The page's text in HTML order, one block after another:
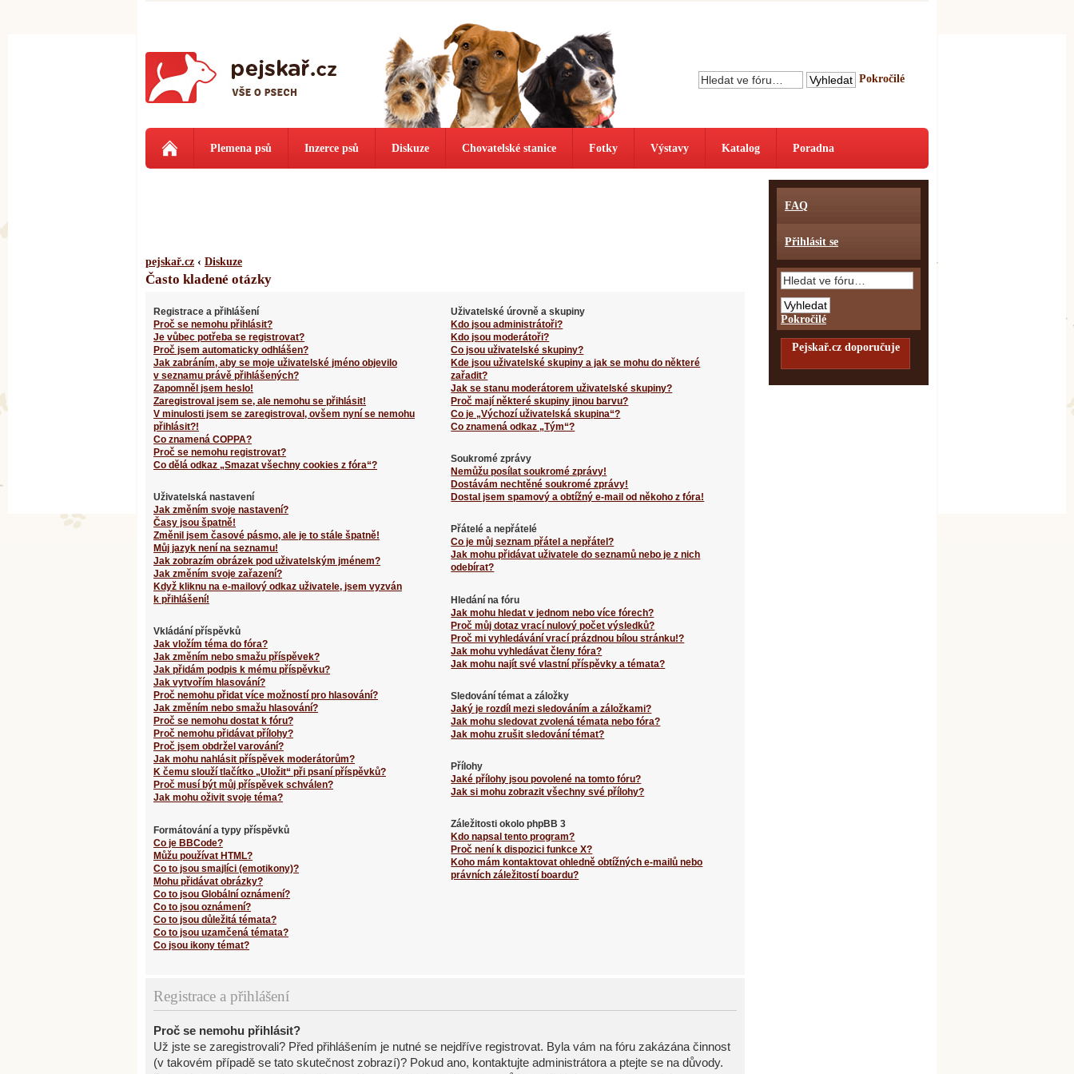
Pokročilé
Plemena psů Inzerce psů Diskuze Chovatelské stanice Fotky Výstavy Katalog Poradna
pejskař.cz ‹ Diskuze
Často kladené otázky
Registrace a přihlášení
Proč se nemohu přihlásit?
Je vůbec potřeba se registrovat?
Proč jsem automaticky odhlášen?
Jak zabráním, aby se moje uživatelské jméno objevilo
v seznamu právě přihlášených?
Zapomněl jsem heslo!
Zaregistroval jsem se, ale nemohu se přihlásit!
V minulosti jsem se zaregistroval, ovšem nyní se nemohu
přihlásit?!
Co znamená COPPA?
Proč se nemohu registrovat?
Co dělá odkaz „Smazat všechny cookies z fóra“?
Uživatelská nastavení
Jak změním svoje nastavení?
Časy jsou špatně!
Změnil jsem časové pásmo, ale je to stále špatně!
Můj jazyk není na seznamu!
Jak zobrazím obrázek pod uživatelským jménem?
Jak změním svoje zařazení?
Když kliknu na e-mailový odkaz uživatele, jsem vyzván
k přihlášení!
Vkládání příspěvků
Jak vložím téma do fóra?
Jak změním nebo smažu příspěvek?
Jak přidám podpis k mému příspěvku?
Jak vytvořím hlasování?
Proč nemohu přidat více možností pro hlasování?
Jak změním nebo smažu hlasování?
Proč se nemohu dostat k fóru?
Proč nemohu přidávat přílohy?
Proč jsem obdržel varování?
Jak mohu nahlásit příspěvek moderátorům?
K čemu slouží tlačítko „Uložit“ při psaní příspěvků?
Proč musí být můj příspěvek schválen?
Jak mohu oživit svoje téma?
Formátování a typy příspěvků
Co je BBCode?
Můžu používat HTML?
Co to jsou smajlíci (emotikony)?
Mohu přidávat obrázky?
Co to jsou Globální oznámení?
Co to jsou oznámení?
Co to jsou důležitá témata?
Co to jsou uzamčená témata?
Co jsou ikony témat?
Uživatelské úrovně a skupiny
Kdo jsou administrátoři?
Kdo jsou moderátoři?
Co jsou uživatelské skupiny?
Kde jsou uživatelské skupiny a jak se mohu do některé
zařadit?
Jak se stanu moderátorem uživatelské skupiny?
Proč mají některé skupiny jinou barvu?
Co je „Výchozí uživatelská skupina“?
Co znamená odkaz „Tým“?
Soukromé zprávy
Nemůžu posílat soukromé zprávy!
Dostávám nechtěné soukromé zprávy!
Dostal jsem spamový a obtížný e-mail od někoho z fóra!
Přátelé a nepřátelé
Co je můj seznam přátel a nepřátel?
Jak mohu přidávat uživatele do seznamů nebo je z nich
odebírat?
Hledání na fóru
Jak mohu hledat v jednom nebo více fórech?
Proč můj dotaz vrací nulový počet výsledků?
Proč mi vyhledávání vrací prázdnou bílou stránku!?
Jak mohu vyhledávat členy fóra?
Jak mohu najít své vlastní příspěvky a témata?
Sledování témat a záložky
Jaký je rozdíl mezi sledováním a záložkami?
Jak mohu sledovat zvolená témata nebo fóra?
Jak mohu zrušit sledování témat?
Přílohy
Jaké přílohy jsou povolené na tomto fóru?
Jak si mohu zobrazit všechny své přílohy?
Záležitosti okolo phpBB 3
Kdo napsal tento program?
Proč není k dispozici funkce X?
Koho mám kontaktovat ohledně obtížných e-mailů nebo
právních záležitostí boardu?
Registrace a přihlášení
Proč se nemohu přihlásit?
Už jste se zaregistrovali? Před přihlášením je nutné se nejdříve registrovat. Byla vám na fóru zakázána činnost
(v takovém případě se tato skutečnost zobrazí)? Pokud ano, kontaktujte administrátora a ptejte se na důvody.
FAQ
Přihlásit se
Pokročilé
Pejskař.cz doporučuje